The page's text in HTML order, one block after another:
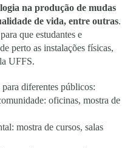
na produção de mudas
de vida, entre outras.
que estudantes e
perto as instalações físicas,
UFFS.
diferentes públicos:
oficinas, mostra de
mostra de cursos, salas